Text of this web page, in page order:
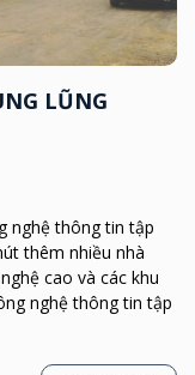
LŨNG
nghệ thông tin tập
thêm nhiều nhà
cao và các khu
nghệ thông tin tập